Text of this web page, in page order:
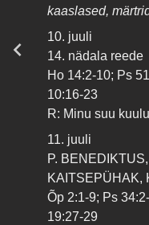
kaaslased,
10. juuli
14. nädala reede
Ho 14:2-10; Ps
10:16-23
R: Minu suu
11. juuli
P.
KAITSEPÜHAK,
Õp 2:1-9; Ps
19:27-29